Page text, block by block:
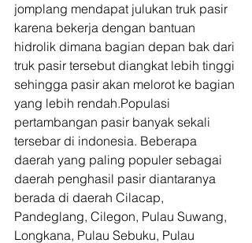
jomplang mendapat julukan truk pasir
karena bekerja dengan bantuan
hidrolik dimana bagian depan bak dari
truk pasir tersebut diangkat lebih tinggi
sehingga pasir akan melorot ke bagian
yang lebih rendah.Populasi
pertambangan pasir banyak sekali
tersebar di indonesia. Beberapa
daerah yang paling populer sebagai
daerah penghasil pasir diantaranya
berada di daerah Cilacap,
Pandeglang, Cilegon, Pulau Suwang,
Longkana, Pulau Sebuku, Pulau